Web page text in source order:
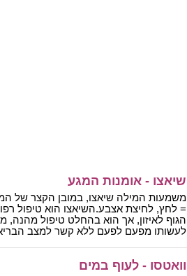
שיאצו - אומנות המגע
משמעות המילה שיאצו, במובן הקצר של
= לחץ, לחיצת אצבע.השיאצו הוא טיפול
הגוף לאיזון, אך הוא בהחלט טיפול מהנה,
לעשותו מפעם לפעם ללא קשר למצב
וואטסו - לעוף במים